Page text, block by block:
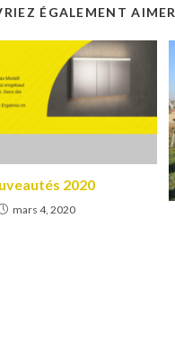
ÉGALEMENT AIMER
2020
mars 4, 2020